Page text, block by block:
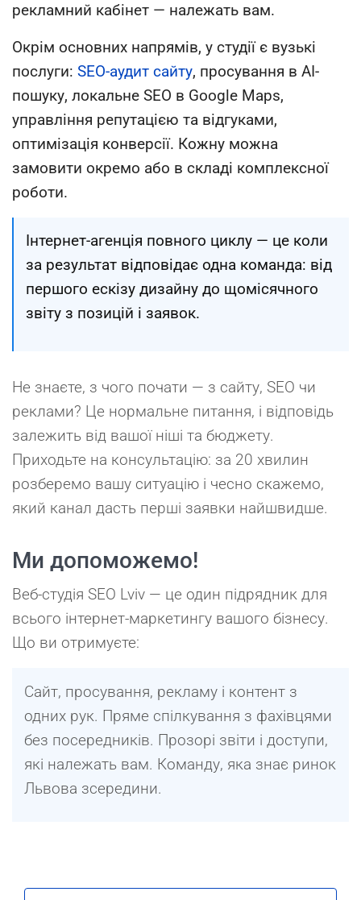
рекламний кабінет — належать вам.
Окрім основних напрямів, у студії є вузькі
послуги: SEO-аудит сайту, просування в AI-
пошуку, локальне SEO в Google Maps,
управління репутацією та відгуками,
оптимізація конверсії. Кожну можна
замовити окремо або в складі комплексної
роботи.
Інтернет-агенція повного циклу — це коли
за результат відповідає одна команда: від
першого ескізу дизайну до щомісячного
звіту з позицій і заявок.
Не знаєте, з чого почати — з сайту, SEO чи
реклами? Це нормальне питання, і відповідь
залежить від вашої ніші та бюджету.
Приходьте на консультацію: за 20 хвилин
розберемо вашу ситуацію і чесно скажемо,
який канал дасть перші заявки найшвидше.
Ми допоможемо!
Веб-студія SEO Lviv — це один підрядник для
всього інтернет-маркетингу вашого бізнесу.
Що ви отримуєте:
Сайт, просування, рекламу і контент з
одних рук. Пряме спілкування з фахівцями
без посередників. Прозорі звіти і доступи,
які належать вам. Команду, яка знає ринок
Львова зсередини.